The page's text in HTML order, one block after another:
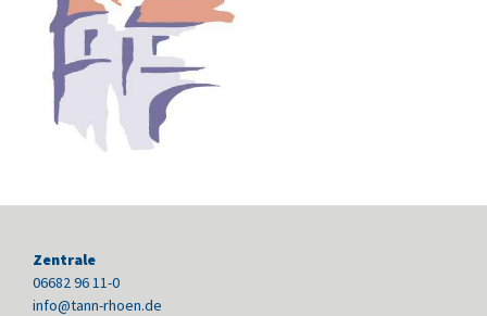
Zentrale
06682 96 11-0
info@tann-rhoen.de